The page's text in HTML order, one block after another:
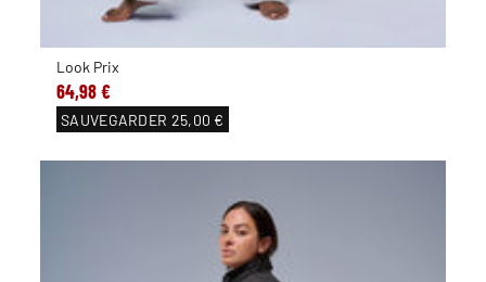
Look Prix
64,98 €
SAUVEGARDER 25,00 €